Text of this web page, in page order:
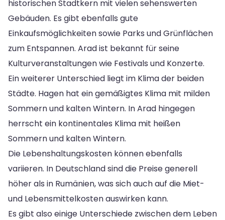
historischen Stadtkern mit vielen sehenswerten
Gebäuden. Es gibt ebenfalls gute
Einkaufsmöglichkeiten sowie Parks und Grünflächen
zum Entspannen. Arad ist bekannt für seine
Kulturveranstaltungen wie Festivals und Konzerte.
Ein weiterer Unterschied liegt im Klima der beiden
Städte. Hagen hat ein gemäßigtes Klima mit milden
Sommern und kalten Wintern. In Arad hingegen
herrscht ein kontinentales Klima mit heißen
Sommern und kalten Wintern.
Die Lebenshaltungskosten können ebenfalls
variieren. In Deutschland sind die Preise generell
höher als in Rumänien, was sich auch auf die Miet-
und Lebensmittelkosten auswirken kann.
Es gibt also einige Unterschiede zwischen dem Leben